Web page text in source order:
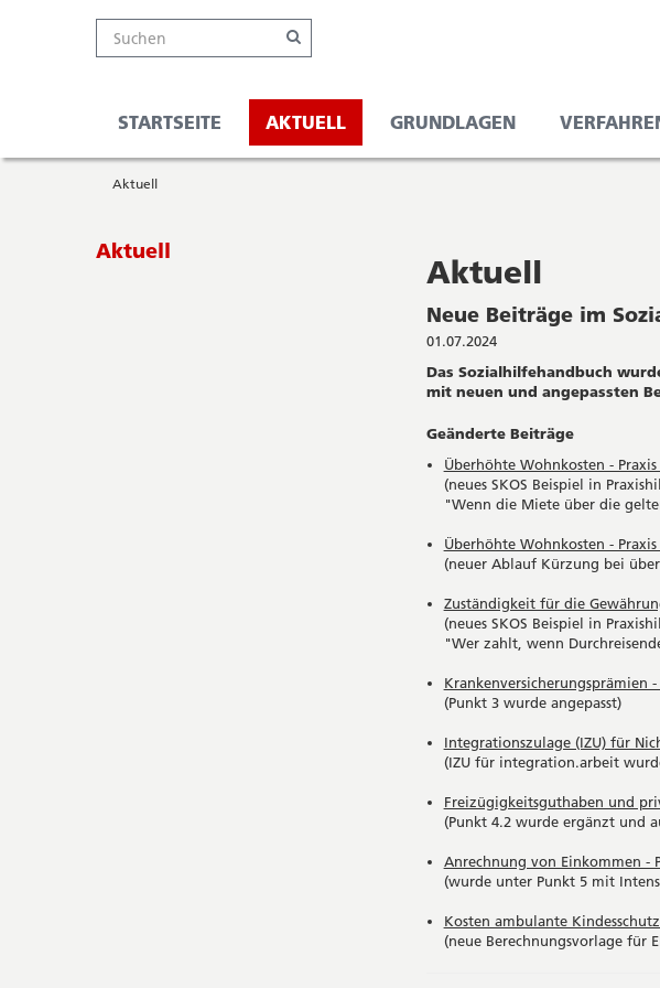
Kanton
Solothurn
Suche
Online-
Schalter
Navigation
Suche
Hauptnavigation
STARTSEITE AKTUELL GRUNDLAGEN
Service-
Navigation
Sie
befinden
Aktuell
Subnavigation
Aktuell
Aktuell
Neue Beiträge im
01.07.2024
Das Sozialhilfehandbuch
mit neuen und angepassten
Geänderte Beiträge
Überhöhte Wohnkosten -
(neues SKOS Beispiel in
"Wenn die Miete über die
Überhöhte Wohnkosten -
(neuer Ablauf Kürzung bei
Zuständigkeit für die
(neues SKOS Beispiel in
"Wer zahlt, wenn
Krankenversicherungsprämien
(Punkt 3 wurde angepasst)
Integrationszulage (IZU) für
(IZU für integration.arbeit
Freizügigkeitsguthaben und
(Punkt 4.2 wurde ergänzt und
Anrechnung von Einkommen -
(wurde unter Punkt 5 mit
Kosten ambulante
(neue Berechnungsvorlage für